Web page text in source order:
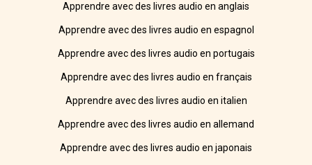
Apprendre avec des livres audio en anglais
Apprendre avec des livres audio en espagnol
Apprendre avec des livres audio en portugais
Apprendre avec des livres audio en français
Apprendre avec des livres audio en italien
Apprendre avec des livres audio en allemand
Apprendre avec des livres audio en japonais